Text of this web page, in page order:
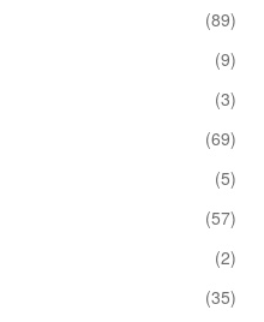
(89)
(9)
(3)
(69)
(5)
(57)
(2)
(35)